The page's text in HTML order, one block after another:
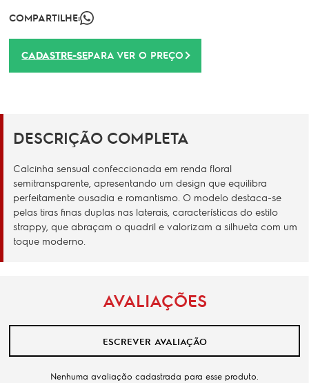
COMPARTILHE:
CADASTRE-SEPARA VER O PREÇO
DESCRIÇÃO COMPLETA
Calcinha sensual confeccionada em renda floral
semitransparente, apresentando um design que equilibra
perfeitamente ousadia e romantismo. O modelo destaca-se
pelas tiras finas duplas nas laterais, características do estilo
strappy, que abraçam o quadril e valorizam a silhueta com um
toque moderno.
AVALIAÇÕES
ESCREVER AVALIAÇÃO
Nenhuma avaliação cadastrada para esse produto.